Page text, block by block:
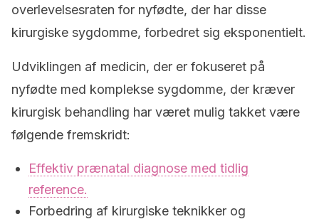
overlevelsesraten for nyfødte, der har disse
kirurgiske sygdomme, forbedret sig eksponentielt.
Udviklingen af medicin, der er fokuseret på
nyfødte med komplekse sygdomme, der kræver
kirurgisk behandling har været mulig takket være
følgende fremskridt:
Effektiv prænatal diagnose med tidlig
reference.
Forbedring af kirurgiske teknikker og